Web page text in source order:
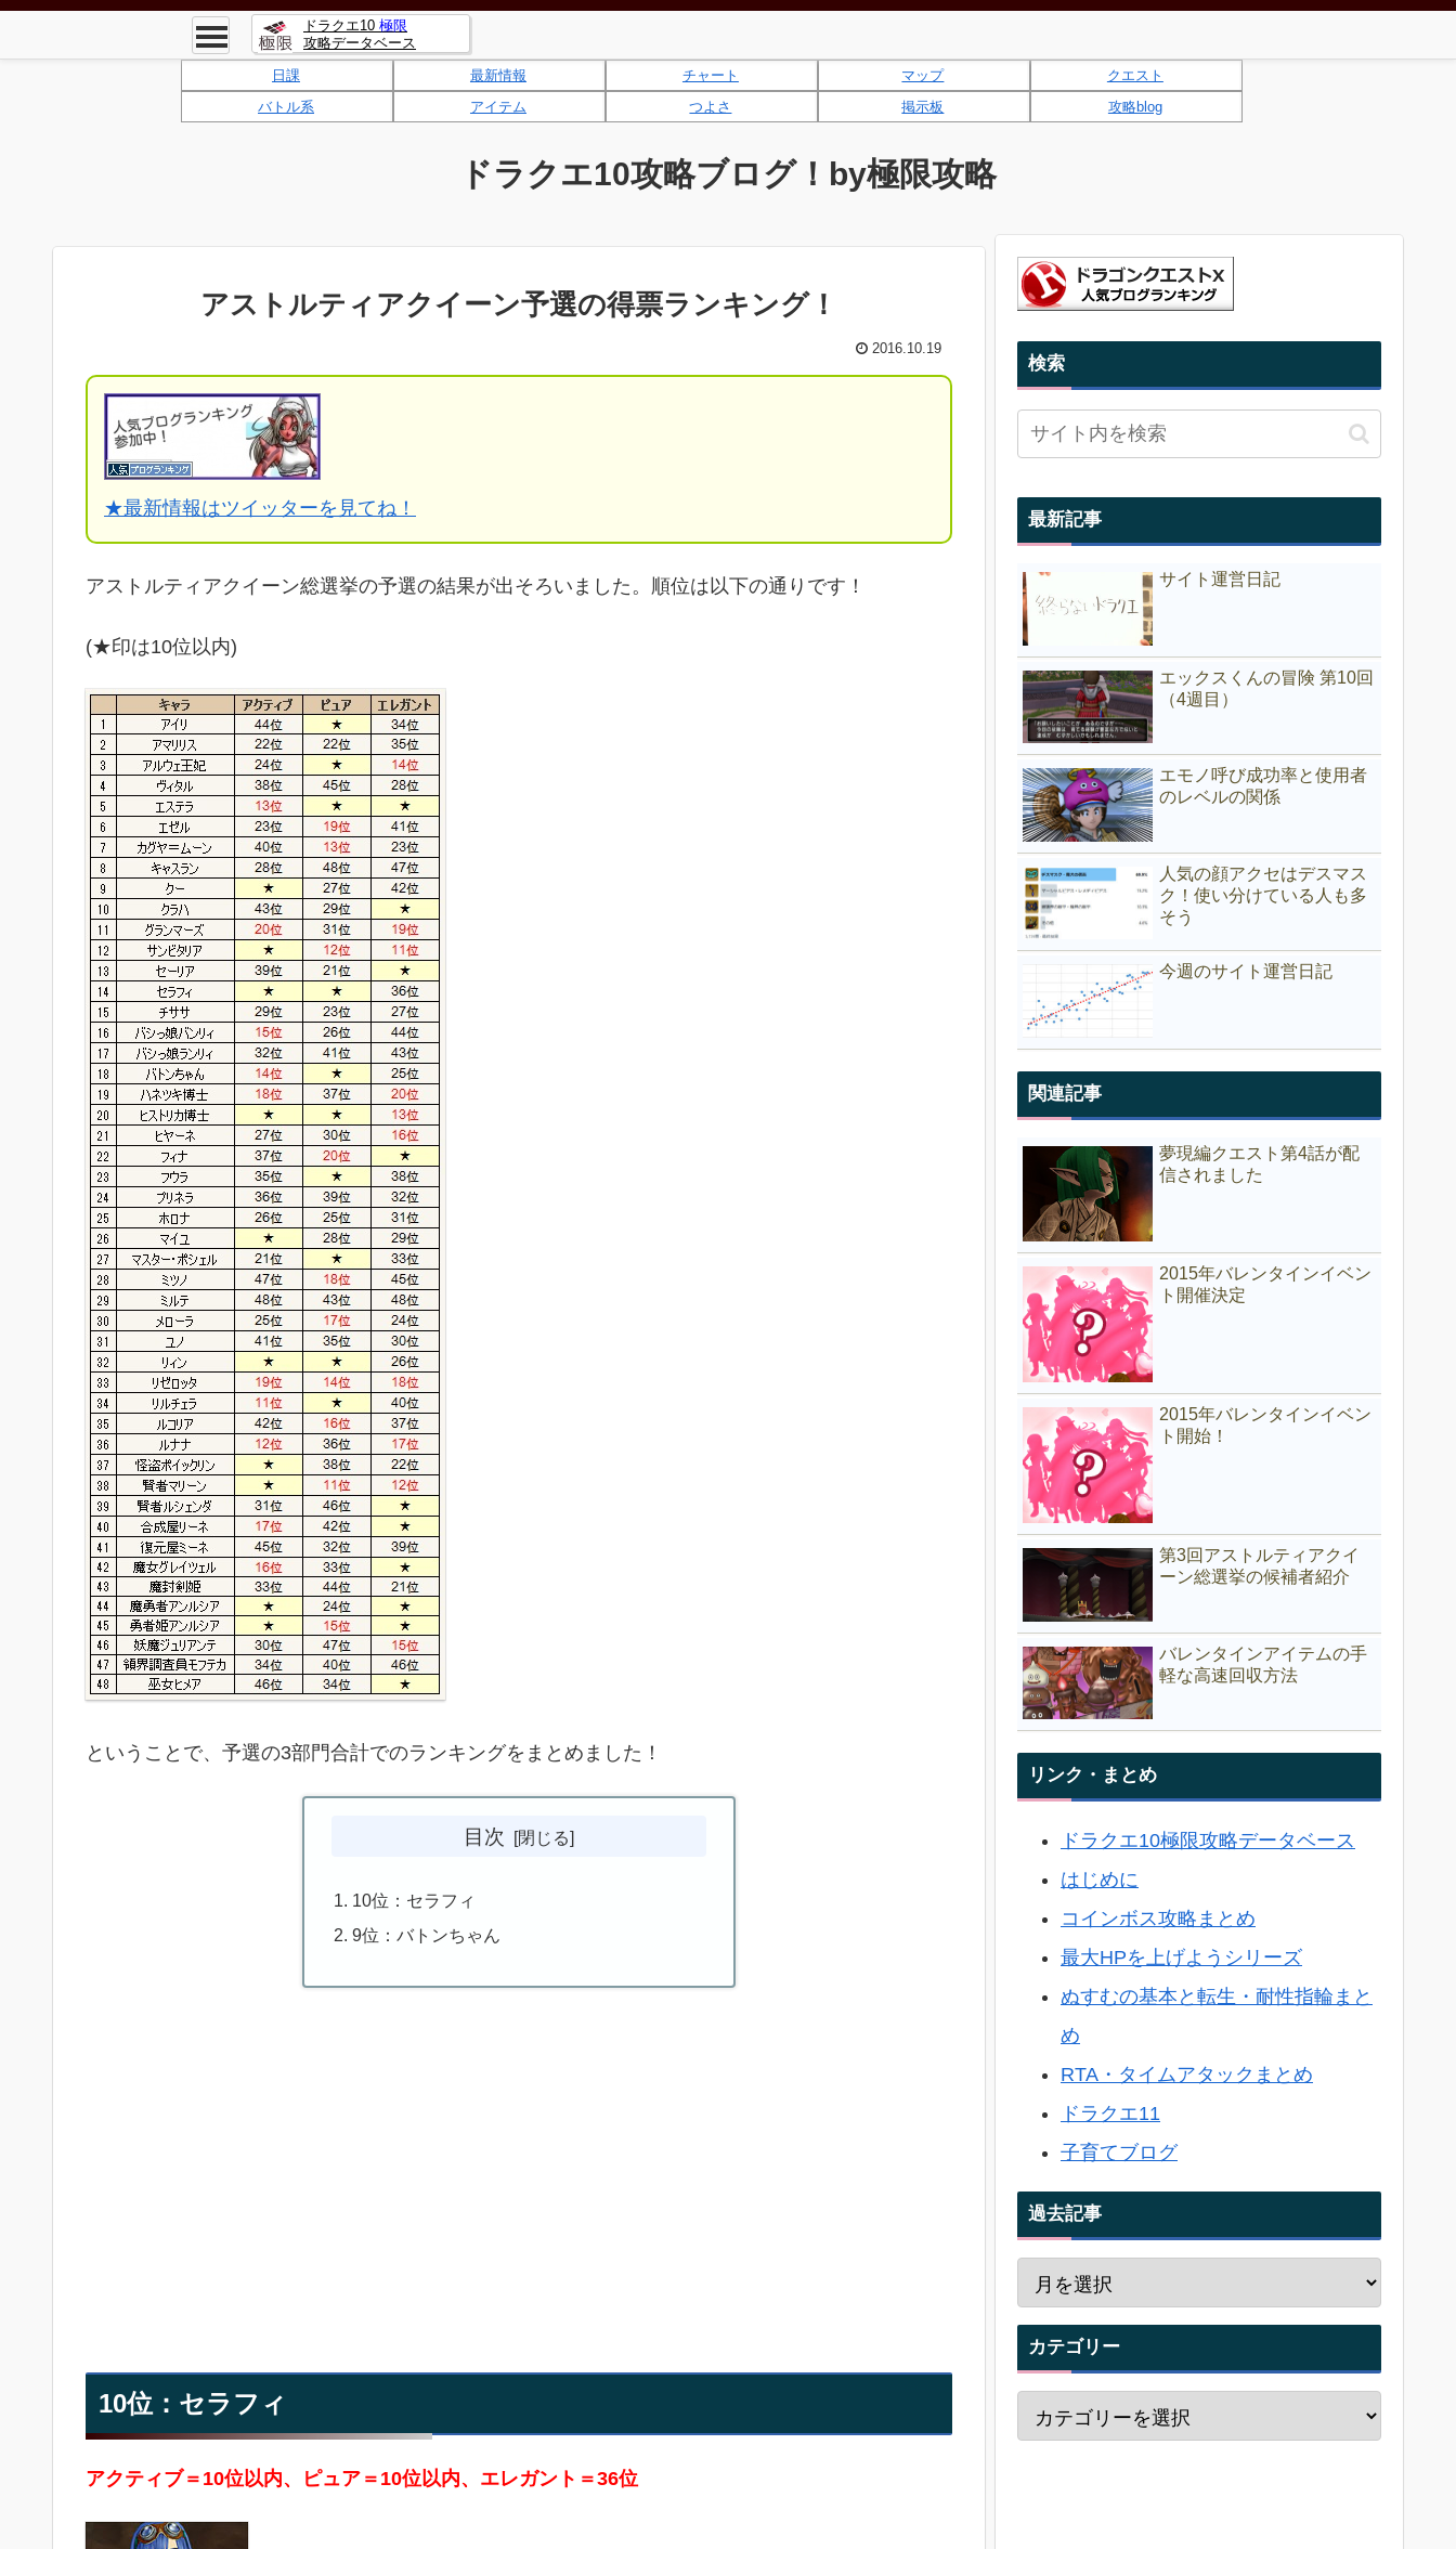
ドラクエ10 極限
攻略データベース
日課
最新情報 チャート マップ
クエスト
バトル系
アイテム つよさ 掲示板 攻略blog
ドラクエ10攻略ブログ！by極限攻略
アストルティアクイーン予選の得票ランキング！
2016.10.19
★最新情報はツイッターを見てね！
アストルティアクイーン総選挙の予選の結果が出そろいました。順位は以下の通りです！
(★印は10位以内)
ということで、予選の3部門合計でのランキングをまとめました！
目次
10位：セラフィ
9位：バトンちゃん
10位：セラフィ
アクティブ＝10位以内、ピュア＝10位以内、エレガント＝36位
検索
最新記事
サイト運営日記
エックスくんの冒険 第10回
（4週目）
エモノ呼び成功率と使用者
のレベルの関係
人気の顔アクセはデスマス
ク！使い分けている人も多
そう
今週のサイト運営日記
関連記事
夢現編クエスト第4話が配
信されました
2015年バレンタインイベン
ト開催決定
2015年バレンタインイベン
ト開始！
第3回アストルティアクイ
ーン総選挙の候補者紹介
バレンタインアイテムの手
軽な高速回収方法
リンク・まとめ
ドラクエ10極限攻略データベース
はじめに
コインボス攻略まとめ
最大HPを上げようシリーズ
ぬすむの基本と転生・耐性指輪まと
め
RTA・タイムアタックまとめ
ドラクエ11
子育てブログ
過去記事
カテゴリー